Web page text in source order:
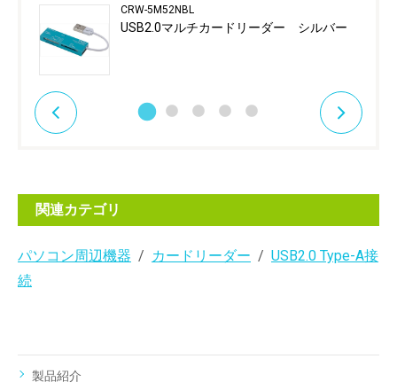
CRW-5M52NBL
USB2.0マルチカードリーダー シルバー
関連カテゴリ
パソコン周辺機器 カードリーダー
USB2.0 Type-A接
続
製品紹介